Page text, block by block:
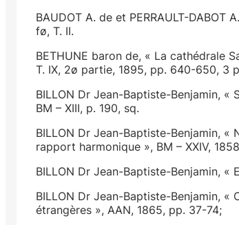
BAUDOT A. de et PERRAULT-
fø, T. II.
BETHUNE baron de, « La cathédrale
T. IX, 2ø partie, 1895, pp. 640-650, 3
BILLON Dr Jean-Baptiste-Benjamin,
BM – XIII, p. 190, sq.
BILLON Dr Jean-Baptiste-Benjamin,
rapport harmonique », BM – XXIV,
BILLON Dr Jean-Baptiste-Benjamin, «
BILLON Dr Jean-Baptiste-Benjamin,
étrangères », AAN, 1865, pp. 37-74;